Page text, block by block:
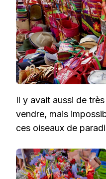
Il y avait aussi de
vendre, mais
ces oiseaux de